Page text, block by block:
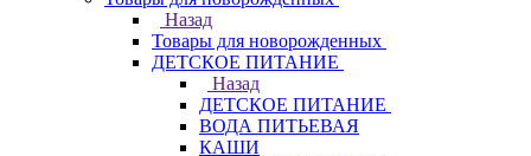
Назад
Товары для новорожденных
ДЕТСКОЕ ПИТАНИЕ
Назад
ДЕТСКОЕ ПИТАНИЕ
ВОДА ПИТЬЕВАЯ
КАШИ